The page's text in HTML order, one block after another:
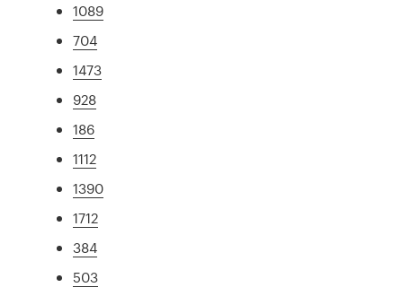
1089
704
1473
928
186
1112
1390
1712
384
503